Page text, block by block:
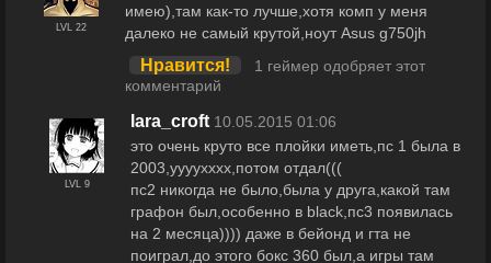
LVL 22
имею),там как-то лучше,хотя комп у меня
далеко не самый крутой,ноут Asus g750jh
Нравится!
1 геймер одобряет этот
комментарий
LVL 9
lara_croft 10.05.2015 01:06
это очень круто все плойки иметь,пс 1 была в
2003,уууухххх,потом отдал(((
пс2 никогда не было,была у друга,какой там
графон был,особенно в black,пс3 появилась
на 2 месяца)))) даже в бейонд и гта не
поиграл,до этого бокс 360 был,а игры там